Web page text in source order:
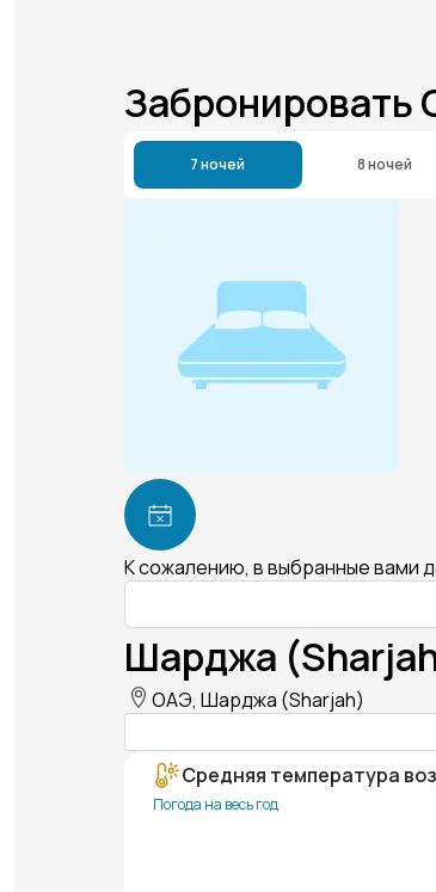
Забронировать
7 ночей 8 ночей
К сожалению, в выбранные вами
Шарджа
ОАЭ, Шарджа (Sharjah)
Средняя температура
Погода на весь год